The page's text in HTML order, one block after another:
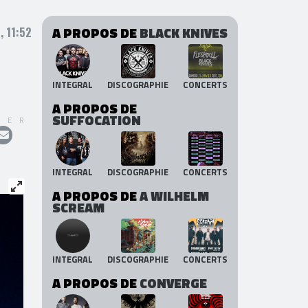
A PROPOS DEBLACK KNIVES
INTEGRAL DISCOGRAPHIE CONCERTS
A PROPOS DE
SUFFOCATION
INTEGRAL DISCOGRAPHIE CONCERTS
A PROPOS DEA WILHELM
SCREAM
INTEGRAL DISCOGRAPHIE CONCERTS